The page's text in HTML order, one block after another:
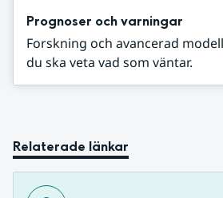
Prognoser och varningar
Forskning och avancerad
du ska veta vad som väntar.
Relaterade länkar